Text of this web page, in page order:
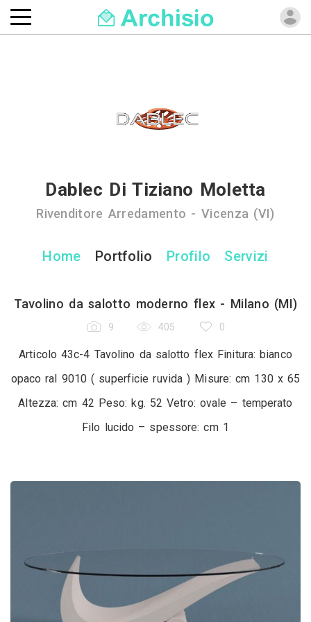
Dablec Di Tiziano Moletta
Rivenditore Arredamento - Vicenza (VI)
Home Portfolio Profilo Servizi
Tavolino da salotto moderno flex - Milano (MI)
9 405 0
Articolo 43c-4 Tavolino da salotto flex Finitura: bianco
opaco ral 9010 ( superficie ruvida ) Misure: cm 130 x 65
Altezza: cm 42 Peso: kg. 52 Vetro: ovale – temperato
Filo lucido – spessore: cm 1